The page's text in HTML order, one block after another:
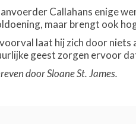
Callahans enige
maar brengt ook
laat hij zich door
geest zorgen ervoor
door Sloane St. James.